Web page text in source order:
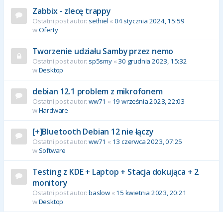
Zabbix - zlecę trappy
Ostatni post autor: sethiel «04 stycznia 2024, 15:59
wOferty
Tworzenie udziału Samby przez nemo
Ostatni post autor: sp5smy« 30 grudnia 2023, 15:32
wDesktop
debian 12.1 problem z mikrofonem
Ostatni post autor: ww71 « 19 września 2023, 22:03
wHardware
[+]Bluetooth Debian 12 nie łączy
Ostatni post autor: ww71 « 13 czerwca 2023, 07:25
w Software
Testing z KDE + Laptop + Stacja dokująca + 2
monitory
Ostatni post autor: baslow« 15 kwietnia 2023, 20:21
wDesktop